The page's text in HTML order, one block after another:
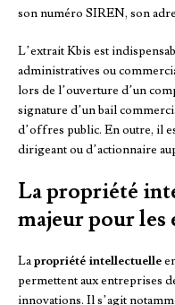
son numéro SIREN, son
L’extrait Kbis est
administratives ou
lors de l’ouverture d’un
signature d’un bail
d’offres public. En outre, il
dirigeant ou d’actionnaire
La propriété
majeur pour les
Lapropriété intellectuelle
permettent aux entreprises
innovations. Il s’agit